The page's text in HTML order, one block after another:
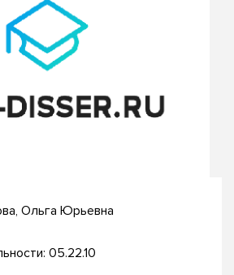
Ольга Юрьевна
05.22.10